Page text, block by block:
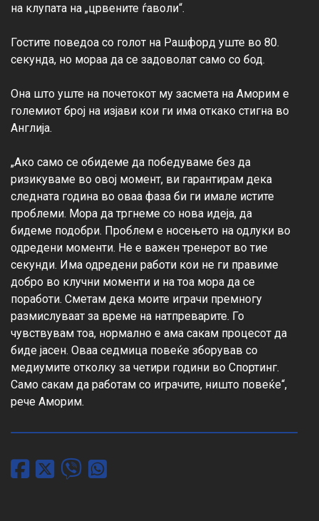
на клупата на „црвените ѓаволи“.
Гостите поведоа со голот на Рашфорд уште во 80.
секунда, но мораа да се задоволат само со бод.
Она што уште на почетокот му засмета на Аморим е
големиот број на изјави кои ги има откако стигна во
Англија.
„Ако само се обидеме да победуваме без да
ризикуваме во овој момент, ви гарантирам дека
следната година во оваа фаза би ги имале истите
проблеми. Мора да тргнеме со нова идеја, да
бидеме подобри. Проблем е носењето на одлуки во
одредени моменти. Не е важен тренерот во тие
секунди. Има одредени работи кои не ги правиме
добро во клучни моменти и на тоа мора да се
поработи. Сметам дека моите играчи премногу
размислуваат за време на натпреварите. Го
чувствувам тоа, нормално е ама сакам процесот да
биде јасен. Оваа седмица повеќе зборував со
медиумите отколку за четири години во Спортинг.
Само сакам да работам со играчите, ништо повеќе“,
рече Аморим.